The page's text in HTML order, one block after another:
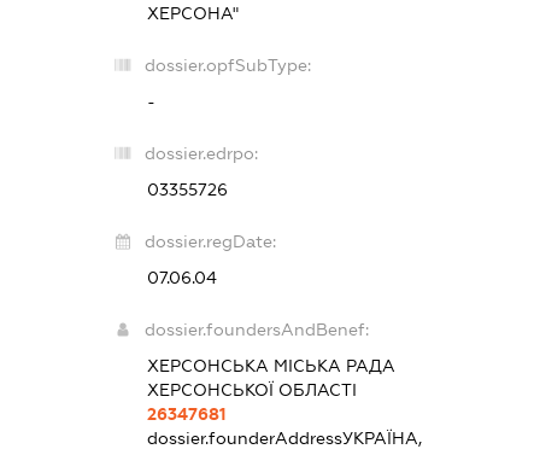
ХЕРСОНА"
dossier.opfSubType:
-
dossier.edrpo:
03355726
dossier.regDate:
07.06.04
dossier.foundersAndBenef:
ХЕРСОНСЬКА МІСЬКА РАДА
ХЕРСОНСЬКОЇ ОБЛАСТІ
26347681
dossier.founderAddressУКРАЇНА,